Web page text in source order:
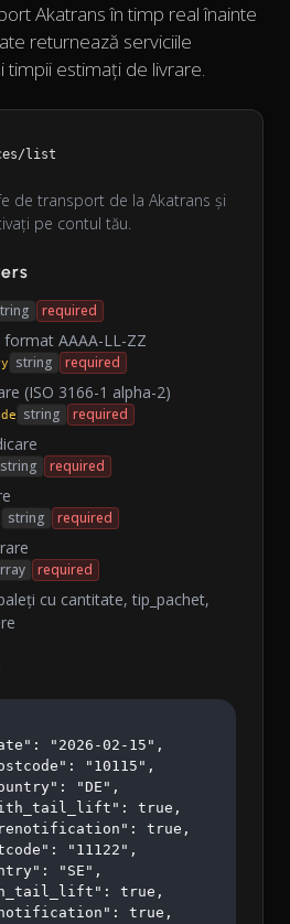
Akatrans în timp real înainte
returnează serviciile
timpii estimați de livrare.
list
de transport de la Akatrans și
pe contul tău.
required
AAAA-LL-ZZ
string required
(ISO 3166-1 alpha-2)
string required
string required
string required
required
cu cantitate, tip_pachet,
"2026-02-15",
"10115",
"DE",
true,
true,
"11122",
"SE",
true,
true,